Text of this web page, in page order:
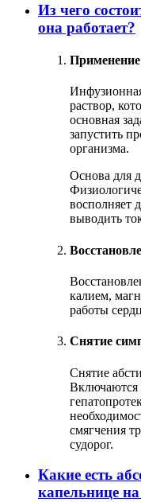
Из чего
она работает?
раствор,
основная
запустить
организма.
Основа для
восполняет
выводить
калием,
работы
Снятие
Снятие
Включаются
смягчения
судорог.
Какие есть
капельнице